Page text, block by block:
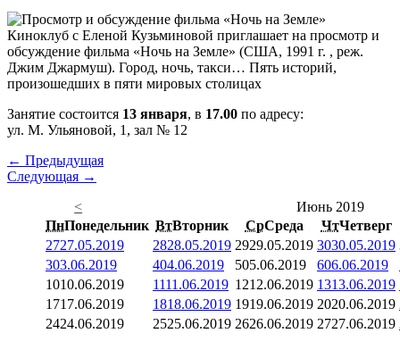
Киноклуб с Еленой Кузьминовой приглашает на просмотр и
обсуждение фильма «Ночь на Земле» (США, 1991 г. , реж.
Джим Джармуш). Город, ночь, такси… Пять историй,
произошедших в пяти мировых столицах
Занятие состоится 13 января, в 17.00 по адресу:
ул. М. Ульяновой, 1, зал № 12
← Предыдущая
Следующая →
<
Июнь 2019
ПнПонедельник ВтВторник СрСреда ЧтЧетверг
2727.05.2019 2828.05.2019 2929.05.2019 3030.05.2019
303.06.2019 404.06.2019 505.06.2019 606.06.2019
1010.06.2019 1111.06.2019 1212.06.2019 1313.06.2019
1717.06.2019 1818.06.2019 1919.06.2019 2020.06.2019
2424.06.2019 2525.06.2019 2626.06.2019 2727.06.2019